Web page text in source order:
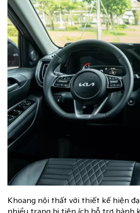
Khoang nội thất với thiết kế hiện